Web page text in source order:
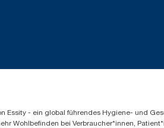
Essity - ein global führendes Hygiene- und
Wohlbefinden bei Verbraucher*innen,